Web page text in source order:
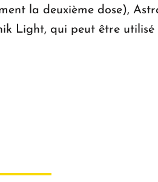
d'Arménie
la deuxième dose),
Light, qui peut être utilisé